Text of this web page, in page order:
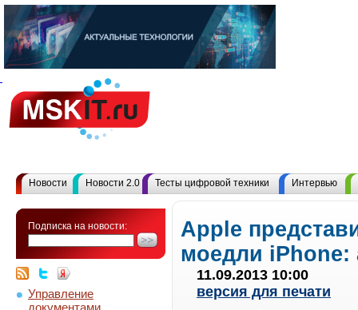
Новости Новости 2.0 Тесты цифровой техники Интервью
Подписка на новости:
Управление
документами
Apple
моедли iPhone:
11.09.2013 10:00
версия для печати